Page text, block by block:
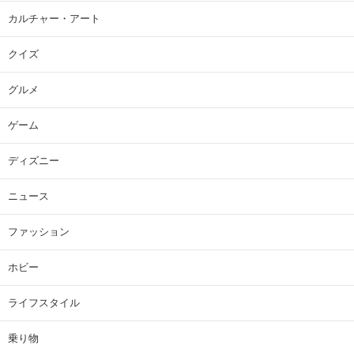
カルチャー・アート
クイズ
グルメ
ゲーム
ディズニー
ニュース
ファッション
ホビー
ライフスタイル
乗り物